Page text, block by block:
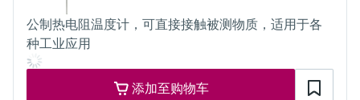
工作温度范围
PT 100：
-50...200 °C
(-58...392 °F)
所需最大插入深度
最大600.00 mm (23.62'')
公制热电阻温度计，可直接接触被测物质，适用于各
种工业应用
添加至购物车